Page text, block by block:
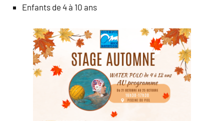
Enfants de 4 à 10 ans